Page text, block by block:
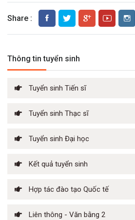
Share :
Thông tin tuyển sinh
Tuyển sinh Tiến sĩ
Tuyển sinh Thạc sĩ
Tuyển sinh Đại học
Kết quả tuyển sinh
Hợp tác đào tạo Quốc tế
Liên thông - Văn bằng 2